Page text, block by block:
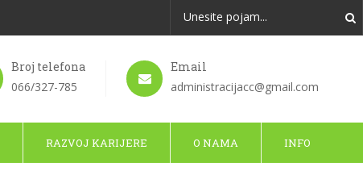
Broj telefona
066/327-785
Email
administracijacc@gmail.com
RAZVOJ KARIJERE O NAMA INFO